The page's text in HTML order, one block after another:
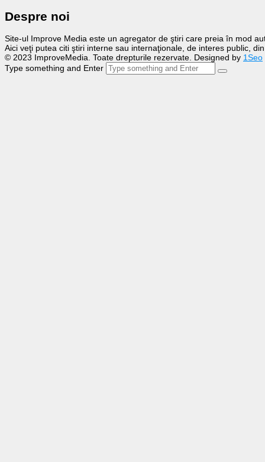
Despre noi
Site-ul Improve Media este un agregator de ştiri care preia în mod
Aici veţi putea citi ştiri interne sau internaţionale, de interes public,
© 2023 ImproveMedia. Toate drepturile rezervate. Designed by 1Seo
Type something and Enter